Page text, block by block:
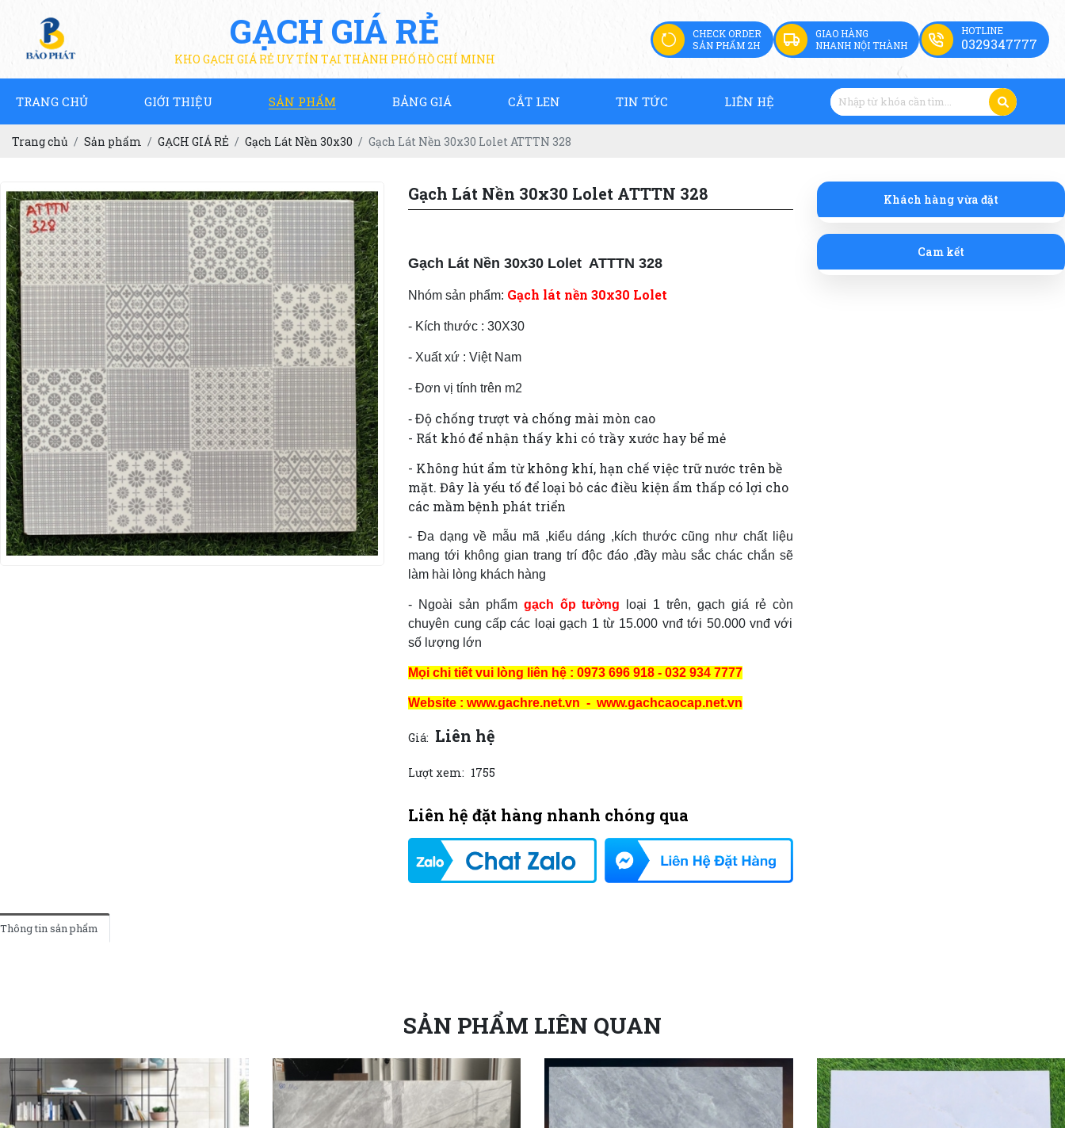
GẠCH GIÁ RẺ
KHO GẠCH GIÁ RẺ UY TÍN TẠI THÀNH PHỐ HỒ CHÍ MINH
CHECK ORDER
SẢN PHẨM 2H
GIAO HÀNG
NHANH NỘI THÀNH
HOTLINE
0329347777
TRANG CHỦ GIỚI THIỆU SẢN PHẨM BẢNG GIÁ CẮT LEN TIN TỨC LIÊN HỆ
Trang chủ Sản phẩm GẠCH GIÁ RẺ Gạch Lát Nền 30x30 Gạch Lát Nền 30x30 Lolet ATTTN 328
Gạch Lát Nền 30x30 Lolet ATTTN 328
Gạch Lát Nền 30x30 Lolet ATTTN 328
Nhóm sản phẩm: Gạch lát nền 30x30 Lolet
- Kích thước : 30X30
- Xuất xứ : Việt Nam
- Đơn vị tính trên m2
- Độ chống trượt và chống mài mòn cao
- Rất khó để nhận thấy khi có trầy xước hay bể mẻ
- Không hút ẩm từ không khí, hạn chế việc trữ nước trên bề
mặt. Đây là yếu tố để loại bỏ các điều kiện ẩm thấp có lợi cho
các mầm bệnh phát triển
- Đa dạng về mẫu mã ,kiểu dáng ,kích thước cũng như chất liệu
mang tới không gian trang trí độc đáo ,đầy màu sắc chác chắn sẽ
làm hài lòng khách hàng
- Ngoài sản phẩm gạch ốp tường loại 1 trên, gạch giá rẻ còn
chuyên cung cấp các loại gạch 1 từ 15.000 vnđ tới 50.000 vnđ với
số lượng lớn
Mọi chi tiết vui lòng liên hệ : 0973 696 918 - 032 934 7777
Website : www.gachre.net.vn - www.gachcaocap.net.vn
Giá: Liên hệ
Lượt xem: 1755
Liên hệ đặt hàng nhanh chóng qua
Thông tin sản phẩm
Khách hàng vừa đặt
Cam kết
SẢN PHẨM LIÊN QUAN